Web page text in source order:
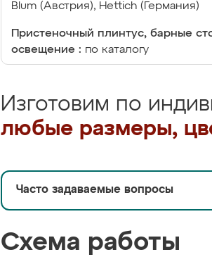
Blum (Австрия), Hettich (Германия)
Пристеночный плинтус, барные
освещение : по каталогу
Изготовим по
любые размеры,
Часто задаваемые вопросы
Схема работы